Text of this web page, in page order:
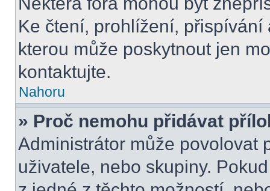
Ke čtení, prohlížení,
kterou může poskytnout jen
kontaktujte.
Nahoru
» Proč nemohu přidávat
Administrátor může povolovat
uživatele, nebo skupiny.